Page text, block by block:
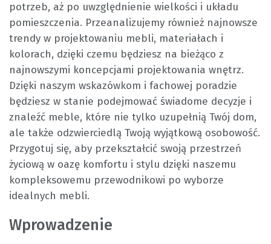
potrzeb, aż po uwzględnienie wielkości i układu
pomieszczenia. Przeanalizujemy również najnowsze
trendy w projektowaniu mebli, materiałach i
kolorach, dzięki czemu będziesz na bieżąco z
najnowszymi koncepcjami projektowania wnętrz.
Dzięki naszym wskazówkom i fachowej poradzie
będziesz w stanie podejmować świadome decyzje i
znaleźć meble, które nie tylko uzupełnią Twój dom,
ale także odzwierciedlą Twoją wyjątkową osobowość.
Przygotuj się, aby przekształcić swoją przestrzeń
życiową w oazę komfortu i stylu dzięki naszemu
kompleksowemu przewodnikowi po wyborze
idealnych mebli.
Wprowadzenie